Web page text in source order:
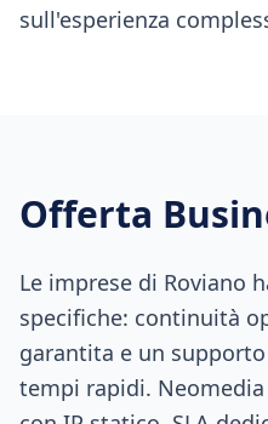
sull'esperienza
Offerta
Le imprese di Roviano
specifiche: continuità
garantita e un
tempi rapidi.